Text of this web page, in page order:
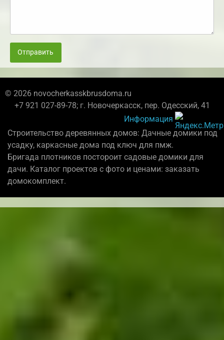
Отправить
© 2026 novocherkasskbrusdoma.ru
+7 921 027-89-78; г. Новочеркасск, пер. Одесский, 41
Информация
Строительство деревянных домов: Дачные домики под
усадку, каркасные дома под ключ для пмж.
Бригада плотников постороит садовые домики для
дачи. Каталог проектов с фото и ценами: заказать
домокомплект.